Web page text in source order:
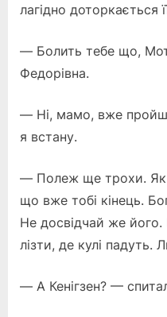
лагідно доторкається
— Болить тебе що,
Федорівна.
— Ні, мамо, вже
я встану.
— Полеж ще трохи. Як
що вже тобі кінець.
Не досвідчай же
лізти, де кулі падуть.
— А Кенігзен? —